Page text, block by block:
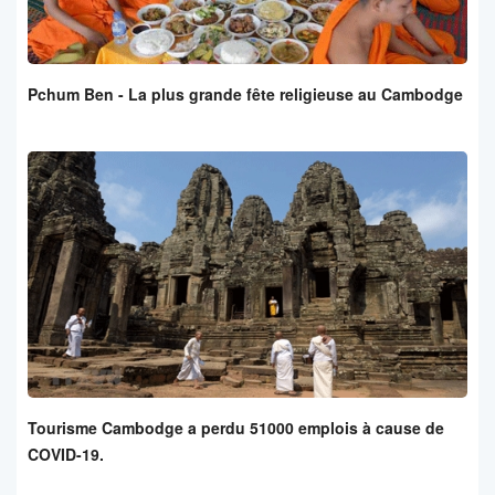
Pchum Ben - La plus grande fête religieuse au Cambodge
Tourisme Cambodge a perdu 51000 emplois à cause de
COVID-19.